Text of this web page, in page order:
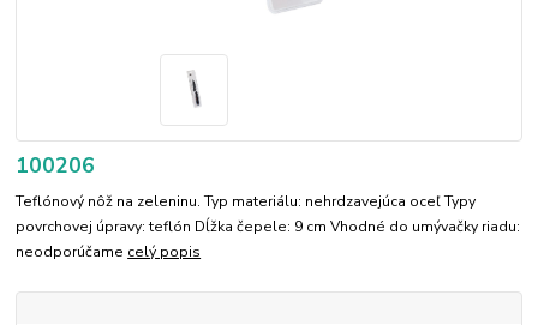
100206
Teflónový nôž na zeleninu. Typ materiálu: nehrdzavejúca oceľ Typy
povrchovej úpravy: teflón Dĺžka čepele: 9 cm Vhodné do umývačky riadu:
neodporúčame celý popis